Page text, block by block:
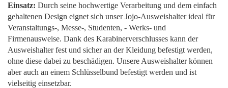
Einsatz: Durch seine hochwertige Verarbeitung und dem einfach
gehaltenen Design eignet sich unser Jojo-Ausweishalter ideal für
Veranstaltungs-, Messe-, Studenten, - Werks- und
Firmenausweise. Dank des Karabinerverschlusses kann der
Ausweishalter fest und sicher an der Kleidung befestigt werden,
ohne diese dabei zu beschädigen. Unsere Ausweishalter können
aber auch an einem Schlüsselbund befestigt werden und ist
vielseitig einsetzbar.